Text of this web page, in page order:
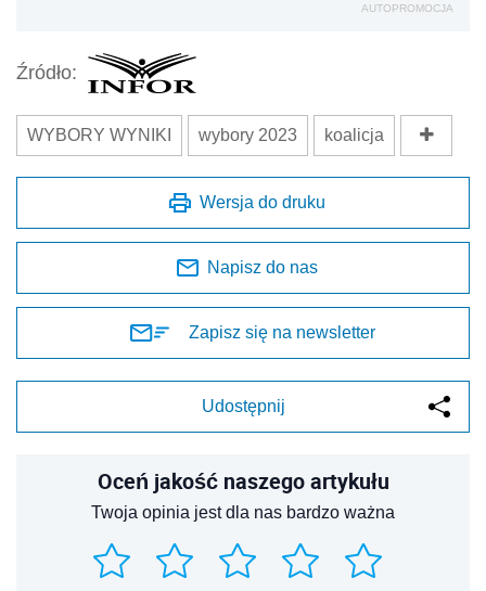
AUTOPROMOCJA
Źródło:
WYBORY WYNIKI wybory 2023 koalicja
Wersja do druku
Napisz do nas
Zapisz się na newsletter
Udostępnij
Oceń jakość naszego artykułu
Twoja opinia jest dla nas bardzo ważna